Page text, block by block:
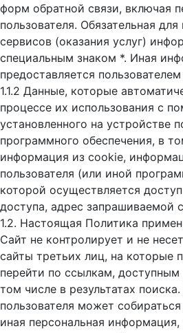
форм обратной связи, включая
пользователя. Обязательная
сервисов (оказания услуг)
специальным знаком *. Иная
предоставляется
1.1.2 Данные, которые
процессе их использования с
установленного на устройстве
программного обеспечения, в
информация из cookie,
пользователя (или иной
которой осуществляется
доступа, адрес запрашиваемой
1.2. Настоящая Политика
Сайт не контролирует и не
сайты третьих лиц, на которые
перейти по ссылкам, доступным
том числе в результатах
пользователя может
иная персональная